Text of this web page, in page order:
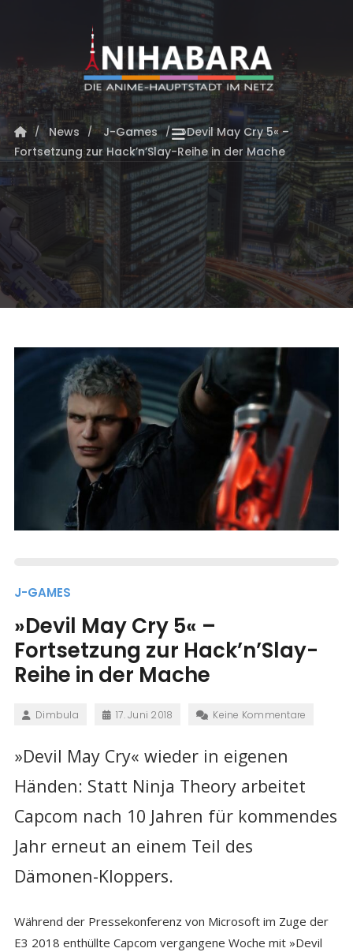
News J-Games
»Devil May Cry 5« –
Fortsetzung zur Hack’n’Slay-Reihe in der Mache
J-GAMES
»Devil May Cry 5« –
Fortsetzung zur Hack’n’Slay-
Reihe in der Mache
Dimbula 17. Juni 2018 Keine Kommentare
»Devil May Cry« wieder in eigenen
Händen: Statt Ninja Theory arbeitet
Capcom nach 10 Jahren für kommendes
Jahr erneut an einem Teil des
Dämonen-Kloppers.
Während der Pressekonferenz von Microsoft im Zuge der
E3 2018 enthüllte Capcom vergangene Woche mit »Devil